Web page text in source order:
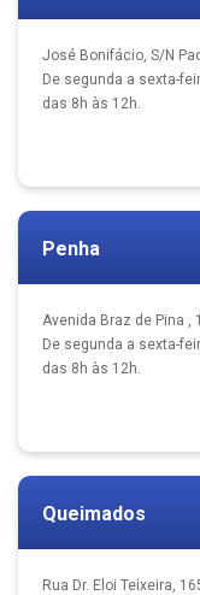
José Bonifácio, S/N
De segunda a sexta-
das 8h às 12h.
Penha
Avenida Braz de Pina ,
De segunda a sexta-
das 8h às 12h.
Queimados
Rua Dr. Eloi Teixeira,